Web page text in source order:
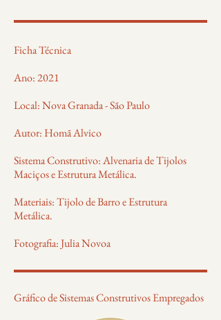
Ficha Técnica
Ano: 2021
Local: Nova Granada - São Paulo
Autor: Homã Alvico
Sistema Construtivo: Alvenaria de Tijolos
Maciços e Estrutura Metálica.
Materiais: Tijolo de Barro e Estrutura
Metálica.
Fotografia: Julia Novoa
Gráfico de Sistemas Construtivos Empregados